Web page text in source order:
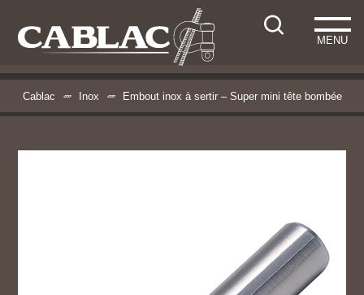
MENU
Cablac Inox Embout inox à sertir – Super mini tête bombée